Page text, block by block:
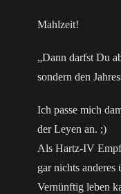
Mahlzeit!
„Dann darfst Du
sondern den
Ich passe mich
der Leyen an. ;)
Als Hartz-IV
gar nichts anderes
Vernünftig leben